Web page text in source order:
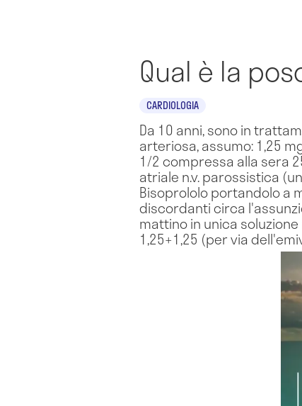
Qual è la
CARDIOLOGIA
Da 10 anni, sono in
arteriosa, assumo: 1,25
1/2 compressa alla sera
atriale n.v. parossistica
Bisoprololo portandolo a
discordanti circa
mattino in unica
1,25+1,25 (per via